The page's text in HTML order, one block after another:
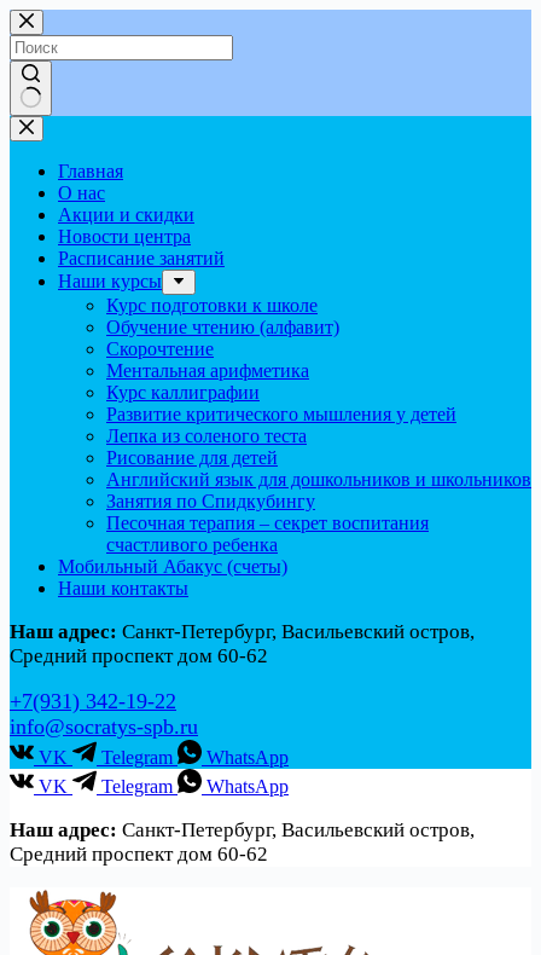
Перейти
к
сути
Ничего
не
найденоГлавная
О нас
Акции и скидки
Новости центра
Расписание занятий
Наши курсы
Курс подготовки к школе
Обучение чтению (алфавит)
Скорочтение
Ментальная арифметика
Курс каллиграфии
Развитие критического мышления у детей
Лепка из соленого теста
Рисование для детей
Английский язык для дошкольников и школьников
Занятия по Спидкубингу
Песочная терапия – секрет воспитания
счастливого ребенка
Мобильный Абакус (счеты)
Наши контакты
Наш адрес: Санкт-Петербург, Васильевский остров,
Средний проспект дом 60-62
+7(931) 342-19-22
info@socratys-spb.ru
VK Telegram
WhatsApp
VK
Telegram WhatsApp
Наш адрес: Санкт-Петербург, Васильевский остров,
Средний проспект дом 60-62